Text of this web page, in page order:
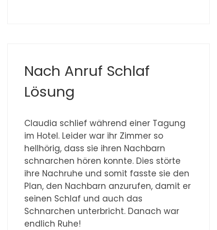
Nach Anruf Schlaf
Lösung
Claudia schlief während einer Tagung
im Hotel. Leider war ihr Zimmer so
hellhörig, dass sie ihren Nachbarn
schnarchen hören konnte. Dies störte
ihre Nachruhe und somit fasste sie den
Plan, den Nachbarn anzurufen, damit er
seinen Schlaf und auch das
Schnarchen unterbricht. Danach war
endlich Ruhe!